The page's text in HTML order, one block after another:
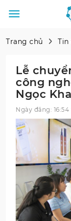
Trang chủ
Lễ
công
Ngọc
Ngày đăng: